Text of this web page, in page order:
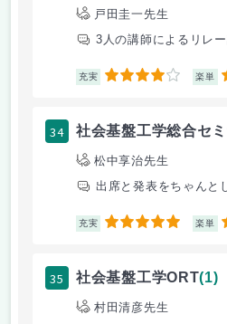
戸田圭一先生
3人の講師によるリレ
充実 4 楽単
34 社会基盤工学総合セ
松中享治先生
出席と発表をちゃんと
充実 5 楽単
35 社会基盤工学ORT(1)
村田清彦先生